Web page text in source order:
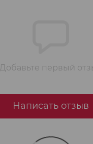
Добавьте первый
Написать отзыв